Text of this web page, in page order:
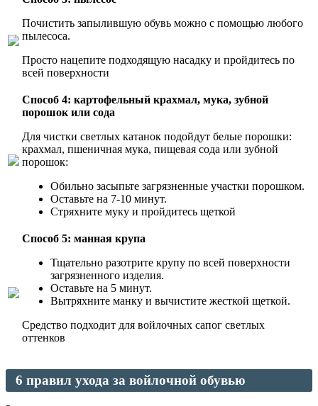
Почистить запылившую обувь можно с помощью любого
пылесоса.
Просто нацепите подходящую насадку и пройдитесь по
всей поверхности
Способ 4: картофельный крахмал, мука, зубной
порошок или сода
Для чистки светлых катанок подойдут белые порошки:
крахмал, пшеничная мука, пищевая сода или зубной
порошок:
Обильно засыпьте загрязненные участки порошком.
Оставьте на 7-10 минут.
Стряхните муку и пройдитесь щеткой
Способ 5: манная крупа
Тщательно разотрите крупу по всей поверхности
загрязненного изделия.
Оставьте на 5 минут.
Вытряхните манку и вычистите жесткой щеткой.
Средство подходит для войлочных сапог светлых
оттенков
6 правил ухода за войлочной обувью